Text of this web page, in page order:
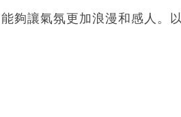
夠讓氣氛更加浪漫和感人。以